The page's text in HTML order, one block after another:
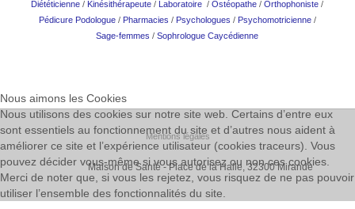
Diététicienne / Kinésithérapeute / Laboratoire /Ostéopathe/Orthophoniste /
Pédicure Podologue/ Pharmacies / Psychologues / Psychomotricienne/
Sage-femmes /Sophrologue Caycédienne
Mentions légales
Maison de Santé - Place de la Halle, 32300 Mirande
Nous aimons les Cookies
Nous utilisons des cookies sur notre site web. Certains d’entre eux
sont essentiels au fonctionnement du site et d’autres nous aident à
améliorer ce site et l’expérience utilisateur (cookies traceurs). Vous
pouvez décider vous-même si vous autorisez ou non ces cookies.
Merci de noter que, si vous les rejetez, vous risquez de ne pas pouvoir
utiliser l’ensemble des fonctionnalités du site.